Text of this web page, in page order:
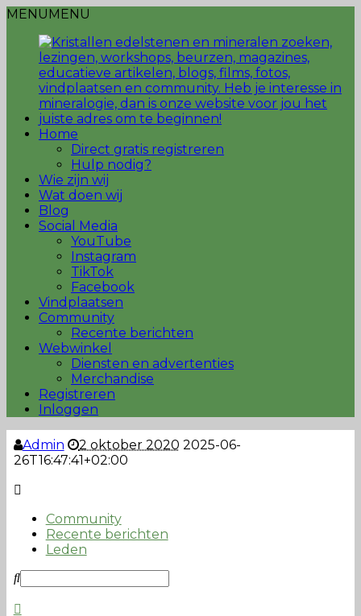
MENUMENU
Home
Direct gratis registreren
Hulp nodig?
Wie zijn wij
Wat doen wij
Blog
Social Media
YouTube
Instagram
TikTok
Facebook
Vindplaatsen
Community
Recente berichten
Webwinkel
Diensten en advertenties
Merchandise
Registreren
Inloggen
Admin 2 oktober 2020 2025-06-
26T16:47:41+02:00
Community
Recente berichten
Leden